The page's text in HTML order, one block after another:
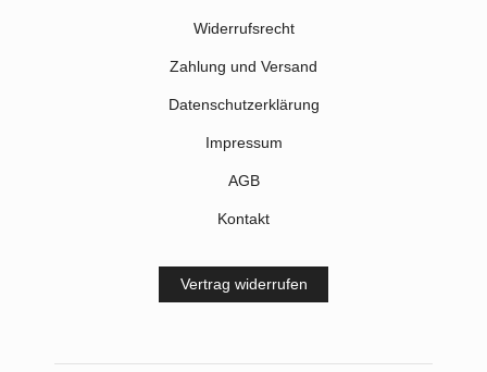
Widerrufsrecht
Zahlung und Versand
Datenschutzerklärung
Impressum
AGB
Kontakt
Vertrag widerrufen